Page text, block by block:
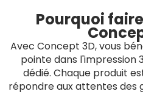
Pourquoi
Avec Concept 3D, vous
pointe dans l'impression
dédié. Chaque produit
répondre aux attentes des